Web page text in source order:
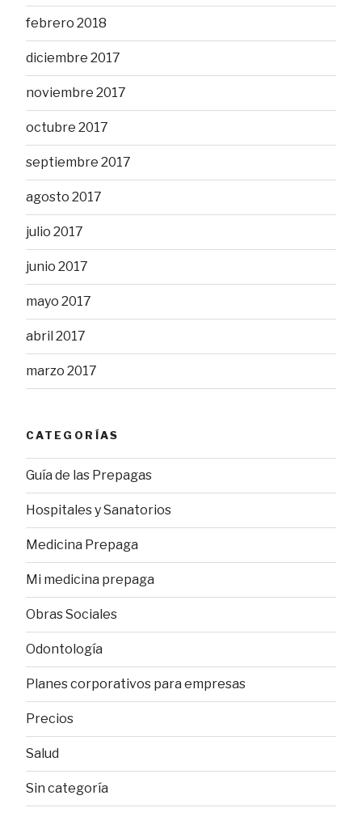
febrero 2018
diciembre 2017
noviembre 2017
octubre 2017
septiembre 2017
agosto 2017
julio 2017
junio 2017
mayo 2017
abril 2017
marzo 2017
CATEGORÍAS
Guía de las Prepagas
Hospitales y Sanatorios
Medicina Prepaga
Mi medicina prepaga
Obras Sociales
Odontología
Planes corporativos para empresas
Precios
Salud
Sin categoría